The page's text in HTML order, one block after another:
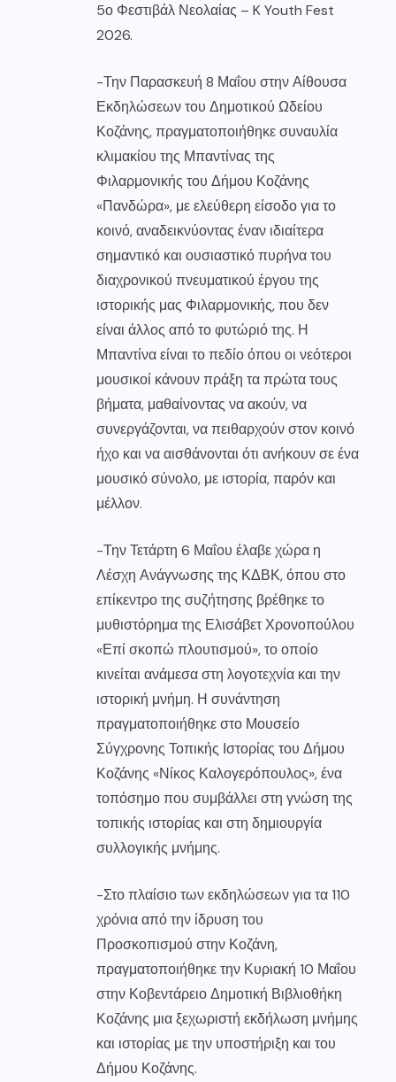
5ο Φεστιβάλ Νεολαίας – K Youth Fest
2026.
-Την Παρασκευή 8 Μαΐου στην Αίθουσα
Εκδηλώσεων του Δημοτικού Ωδείου
Κοζάνης, πραγματοποιήθηκε συναυλία
κλιμακίου της Μπαντίνας της
Φιλαρμονικής του Δήμου Κοζάνης
«Πανδώρα», με ελεύθερη είσοδο για το
κοινό, αναδεικνύοντας έναν ιδιαίτερα
σημαντικό και ουσιαστικό πυρήνα του
διαχρονικού πνευματικού έργου της
ιστορικής μας Φιλαρμονικής, που δεν
είναι άλλος από το φυτώριό της. Η
Μπαντίνα είναι το πεδίο όπου οι νεότεροι
μουσικοί κάνουν πράξη τα πρώτα τους
βήματα, μαθαίνοντας να ακούν, να
συνεργάζονται, να πειθαρχούν στον κοινό
ήχο και να αισθάνονται ότι ανήκουν σε ένα
μουσικό σύνολο, με ιστορία, παρόν και
μέλλον.
-Την Τετάρτη 6 Μαΐου έλαβε χώρα η
Λέσχη Ανάγνωσης της ΚΔΒΚ, όπου στο
επίκεντρο της συζήτησης βρέθηκε το
μυθιστόρημα της Ελισάβετ Χρονοπούλου
«Επί σκοπώ πλουτισμού», το οποίο
κινείται ανάμεσα στη λογοτεχνία και την
ιστορική μνήμη. Η συνάντηση
πραγματοποιήθηκε στο Μουσείο
Σύγχρονης Τοπικής Ιστορίας του Δήμου
Κοζάνης «Νίκος Καλογερόπουλος», ένα
τοπόσημο που συμβάλλει στη γνώση της
τοπικής ιστορίας και στη δημιουργία
συλλογικής μνήμης.
-Στο πλαίσιο των εκδηλώσεων για τα 110
χρόνια από την ίδρυση του
Προσκοπισμού στην Κοζάνη,
πραγματοποιήθηκε την Κυριακή 10 Μαΐου
στην Κοβεντάρειο Δημοτική Βιβλιοθήκη
Κοζάνης μια ξεχωριστή εκδήλωση μνήμης
και ιστορίας με την υποστήριξη και του
Δήμου Κοζάνης.